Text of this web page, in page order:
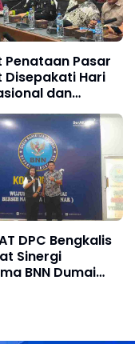
Penataan Pasar
Disepakati Hari
dan
Lokasi
DPC Bengkalis
Sinergi
BNN Dumai